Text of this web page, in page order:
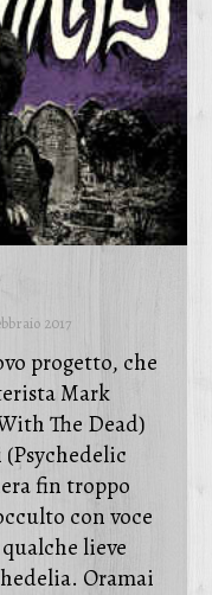
2017
progetto, che
Mark
The Dead)
fin troppo
con voce
lieve
Oramai